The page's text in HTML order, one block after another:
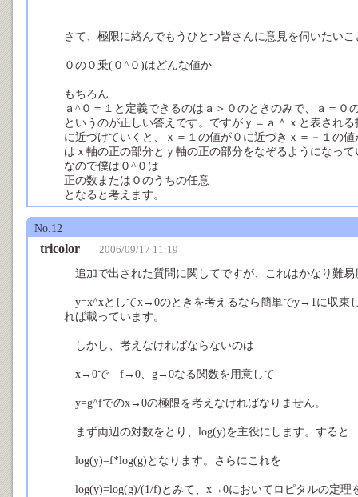
さて、極限に絡んでもうひとつ皆さんに意見を伺いたい
０の０乗(０^０)はどんな値か
もちろん
ａ^０＝１と定義できるのはａ＞０のときのみで、ａ＝０
というのが正しい答えです。ですがｙ＝ａ＾ｘと表され
に近づけていくと、ｘ＝１の値が０に近づきｘ＝－１の
はｘ軸の正の部分とｙ軸の正の部分をなぞるようになっ
なので僕は０^０は
正の数または０のうちの任意
となると考えます。
No.12
tricolor 2006/09/17 11:19
追加で出された質問に関してですが、これはかなり難
y=x^xとしてx→0のときを考えるなら簡単でy→1に収束
れば載っています。
しかし、考えなければならないのは
x→0で f→0、g→0なる関数を用意して
y=g^fでのx→0の極限を考えなければなりません。
まず両辺の対数をとり、log(y)を主役にします。すると
log(y)=f*log(g)となります。さらにこれを
log(y)=log(g)/(1/f)とみて、x→0においてロピタルの定理